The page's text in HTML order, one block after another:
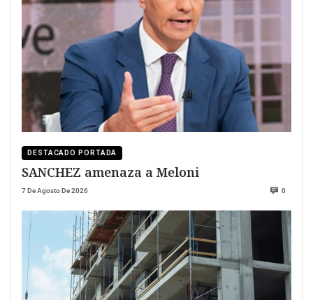
DESTACADO PORTADA
SANCHEZ amenaza a Meloni
7 De Agosto De 2026 0